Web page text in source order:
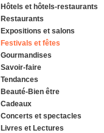
Hôtels et hôtels-restaurants
Restaurants
Expositions et salons
Festivals et fêtes
Gourmandises
Savoir-faire
Tendances
Beauté-Bien être
Cadeaux
Concerts et spectacles
Livres et Lectures